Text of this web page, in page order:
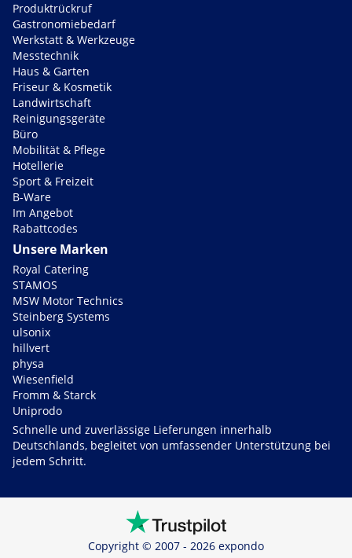
Produktrückruf
Gastronomiebedarf
Werkstatt & Werkzeuge
Messtechnik
Haus & Garten
Friseur & Kosmetik
Landwirtschaft
Reinigungsgeräte
Büro
Mobilität & Pflege
Hotellerie
Sport & Freizeit
B-Ware
Im Angebot
Rabattcodes
Unsere Marken
Royal Catering
STAMOS
MSW Motor Technics
Steinberg Systems
ulsonix
hillvert
physa
Wiesenfield
Fromm & Starck
Uniprodo
Schnelle und zuverlässige Lieferungen innerhalb
Deutschlands, begleitet von umfassender Unterstützung bei
jedem Schritt.
Copyright © 2007 - 2026 expondo